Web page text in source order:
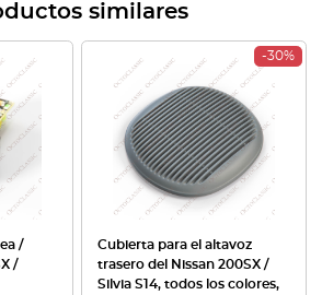
similares
/
/
-30%
Cubierta para el altavoz
trasero del Nissan 200SX /
Silvia S14, todos los colores,